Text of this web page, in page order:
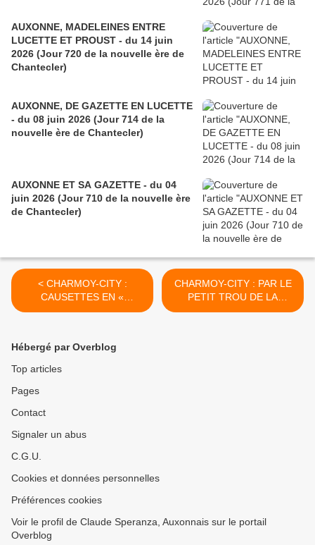
AUXONNE, MADELEINES ENTRE
LUCETTE ET PROUST - du 14 juin
2026 (Jour 720 de la nouvelle ère de
Chantecler)
AUXONNE, DE GAZETTE EN LUCETTE
- du 08 juin 2026 (Jour 714 de la
nouvelle ère de Chantecler)
AUXONNE ET SA GAZETTE - du 04
juin 2026 (Jour 710 de la nouvelle ère
de Chantecler)
< CHARMOY-CITY :
CAUSETTES EN «
JOURNÉE » SUR LE NET -
fondateur)
CHARMOY-CITY : PAR LE
PETIT TROU DE LA
LUNETTE - du 29 MARS
Hébergé par Overblog
Top articles
Pages
Contact
Signaler un abus
C.G.U.
Cookies et données personnelles
Préférences cookies
Voir le profil de Claude Speranza, Auxonnais sur le portail
Overblog